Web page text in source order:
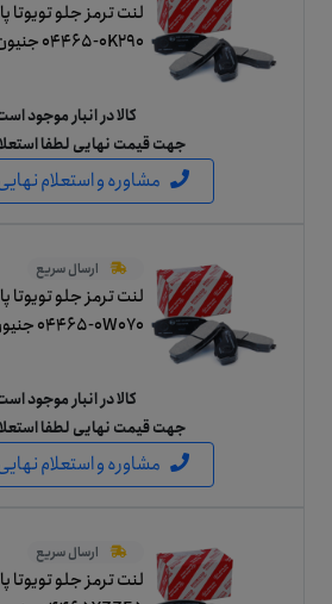
04465-0K290 جنیون (اصلی)
کالا در انبار موجود
جهت قیمت نهایی لطفا
مشاوره و استعلام
ارسال سریع
04465-0W070 جنیون (اصلی)
کالا در انبار موجود
جهت قیمت نهایی لطفا
مشاوره و استعلام
ارسال سریع